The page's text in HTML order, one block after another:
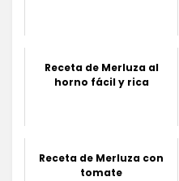
Receta de Merluza al
horno fácil y rica
Receta de Merluza con
tomate